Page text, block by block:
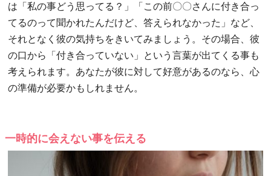
は「私の事どう思ってる？」「この前〇〇さんに付き合っ
てるのって聞かれたんだけど、答えられなかった」など、
それとなく彼の気持ちをきいてみましょう。その場合、彼
の口から「付き合っていない」という言葉が出てくる事も
考えられます。あなたが彼に対して好意があるのなら、心
の準備が必要かもしれません。
一時的に会えない事を伝える